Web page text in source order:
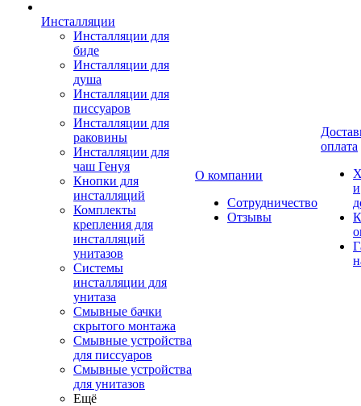
Инсталляции
Инсталляции для
биде
Инсталляции для
душа
Инсталляции для
писсуаров
Инсталляции для
раковины
Инсталляции для
чаш Генуя
Кнопки для
инсталляций
Комплекты
крепления для
инсталляций
унитазов
Системы
инсталляции для
унитаза
Смывные бачки
скрытого монтажа
Смывные устройства
для писсуаров
Смывные устройства
для унитазов
Ещё
О компании
Сотрудничество
Отзывы
оплата
и